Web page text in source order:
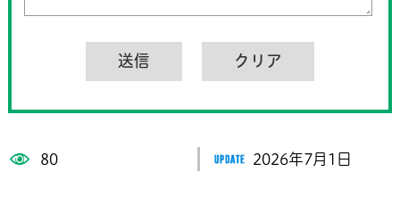
80 2026年7月1日